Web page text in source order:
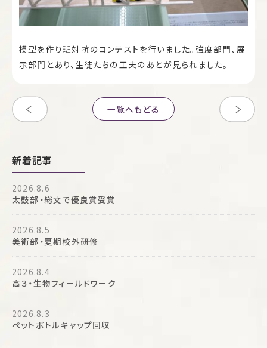
模型を作り班対抗のコンテストを行いました。強度部門、展
示部門とあり、生徒たちの工夫のあとが見られました。
一覧へもどる
新着記事
2026.8.6
太鼓部・総文で優良賞受賞
2026.8.5
美術部・夏期校外研修
2026.8.4
高３・生物フィールドワーク
2026.8.3
ペットボトルキャップ回収